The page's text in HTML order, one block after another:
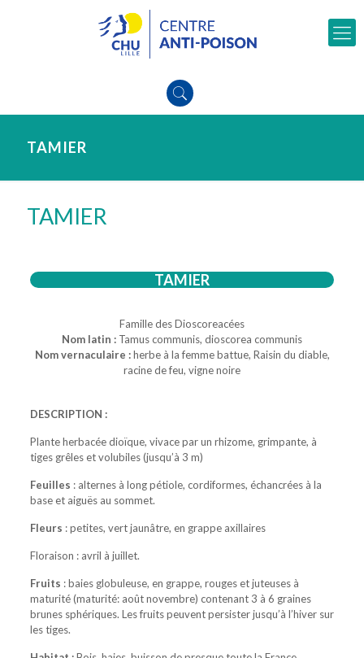
TAMIER
TAMIER
TAMIER
Famille des Dioscoreacées
Nom latin : Tamus communis, dioscorea communis
Nom vernaculaire :herbe à la femme battue, Raisin du diable,
racine de feu, vigne noire
DESCRIPTION :
Plante herbacée dioïque, vivace par un rhizome, grimpante, à
tiges grêles et volubiles (jusqu’à 3 m)
Feuilles : alternes à long pétiole, cordiformes, échancrées à la
base et aiguës au sommet.
Fleurs : petites, vert jaunâtre, en grappe axillaires
Floraison : avril à juillet.
Fruits : baies globuleuse, en grappe, rouges et juteuses à
maturité (maturité: août novembre) contenant 3 à 6 graines
brunes sphériques. Les fruits peuvent persister jusqu’à l’hiver sur
les tiges.